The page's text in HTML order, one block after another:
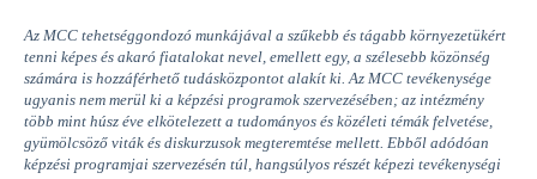
Az MCC tehetséggondozó munkájával a szűkebb és tágabb környezetükért
tenni képes és akaró fiatalokat nevel, emellett egy, a szélesebb közönség
számára is hozzáférhető tudásközpontot alakít ki. Az MCC tevékenysége
ugyanis nem merül ki a képzési programok szervezésében; az intézmény
több mint húsz éve elkötelezett a tudományos és közéleti témák felvetése,
gyümölcsöző viták és diskurzusok megteremtése mellett. Ebből adódóan
képzési programjai szervezésén túl, hangsúlyos részét képezi tevékenységi